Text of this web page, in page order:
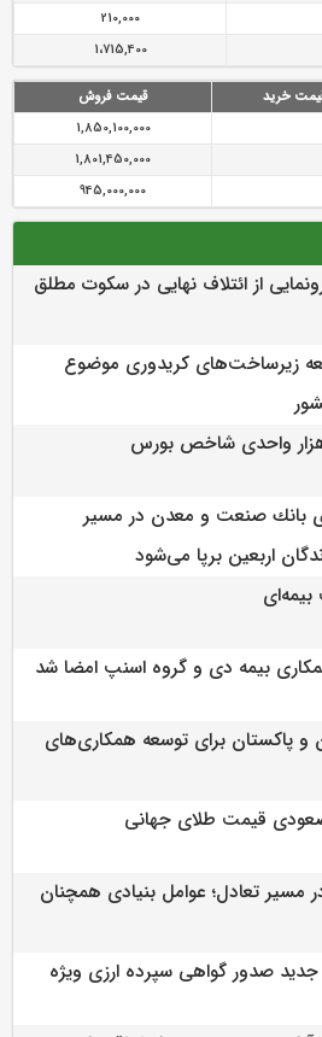
210,000
1،715,400
خرید
قیمت فروش
1,850,100,000
1,801,450,000
945,000,000
از ائتلاف‌ نهایی در سکوت مطلق
زیرساخت‌های کریدوری موضوع
بانك صنعت و معدن در مسیر
اربعین برپا می‌شود
بیمه دی و گروه اسنپ امضا شد
و پاکستان برای توسعه همکاری‌های
قیمت طلای جهانی
مسیر تعادل؛ عوامل بنیادی همچنان
جدید صدور گواهی سپرده ارزی ویژه